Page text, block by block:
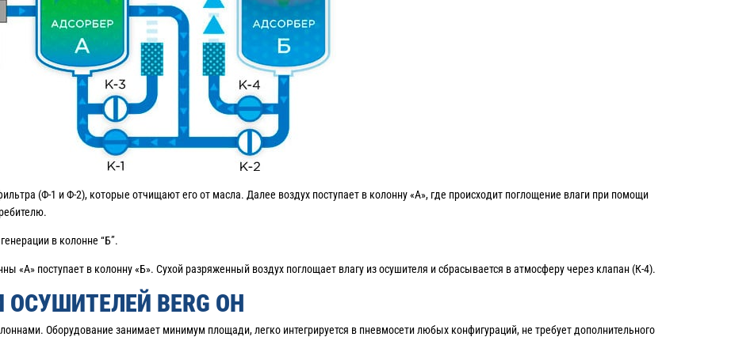
(Ф-1 и Ф-2), которые отчищают его от масла. Далее воздух поступает в колонну «А», где происходит поглощение влаги при помощи
в колонне “Б”.
«А» поступает в колонну «Б». Сухой разряженный воздух поглощает влагу из осушителя и сбрасывается в атмосферу через клапан (К-4).
BERG OH
Оборудование занимает минимум площади, легко интегрируется в пневмосети любых конфигураций, не требует дополнительного